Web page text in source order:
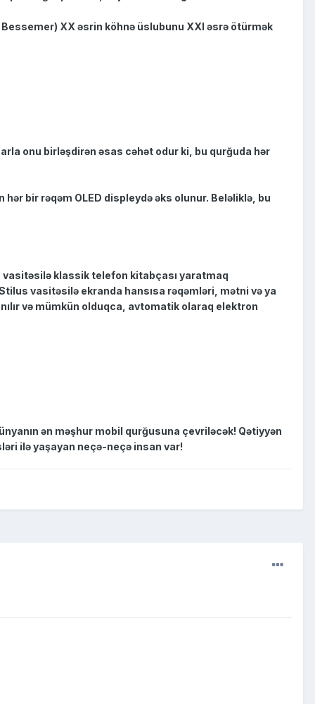
XX əsrin köhnə üslubunu XXI əsrə ötürmək
onu birləşdirən əsas cəhət odur ki, bu qurğuda hər
bir rəqəm OLED displeydə əks olunur. Beləliklə, bu
klassik telefon kitabçası yaratmaq
vasitəsilə ekranda hansısa rəqəmləri, mətni və ya
və mümkün olduqca, avtomatik olaraq elektron
ən məşhur mobil qurğusuna çevriləcək! Qətiyyən
ilə yaşayan neçə-neçə insan var!